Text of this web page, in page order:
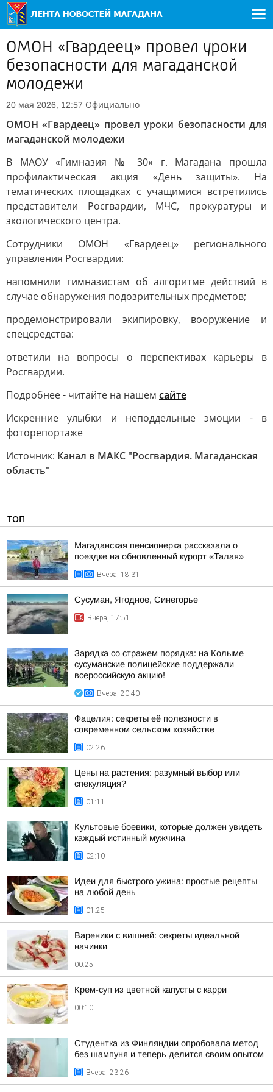
ОМОН «Гвардеец» провел уроки
безопасности для магаданской
молодежи
20 мая 2026, 12:57 Официально
ОМОН «Гвардеец» провел уроки безопасности для
магаданской молодежи
В МАОУ «Гимназия № 30» г. Магадана прошла
профилактическая акция «День защиты». На
тематических площадках с учащимися встретились
представители Росгвардии, МЧС, прокуратуры и
экологического центра.
Сотрудники ОМОН «Гвардеец» регионального
управления Росгвардии:
напомнили гимназистам об алгоритме действий в
случае обнаружения подозрительных предметов;
продемонстрировали экипировку, вооружение и
спецсредства:
ответили на вопросы о перспективах карьеры в
Росгвардии.
Подробнее - читайте на нашем сайте
Искренние улыбки и неподдельные эмоции - в
фоторепортаже
Источник: Канал в МАКС "Росгвардия. Магаданская
область"
ТОП
Магаданская пенсионерка рассказала о
поездке на обновленный курорт «Талая»
Вчера, 18:31
Сусуман, Ягодное, Синегорье
Вчера, 17:51
Зарядка со стражем порядка: на Колыме
сусуманские полицейские поддержали
всероссийскую акцию!
Вчера, 20:40
Фацелия: секреты её полезности в
современном сельском хозяйстве
02:26
Цены на растения: разумный выбор или
спекуляция?
01:11
Культовые боевики, которые должен увидеть
каждый истинный мужчина
02:10
Идеи для быстрого ужина: простые рецепты
на любой день
01:25
Вареники с вишней: секреты идеальной
начинки
00:25
Крем-суп из цветной капусты с карри
00:10
Студентка из Финляндии опробовала метод
без шампуня и теперь делится своим опытом
Вчера, 23:26